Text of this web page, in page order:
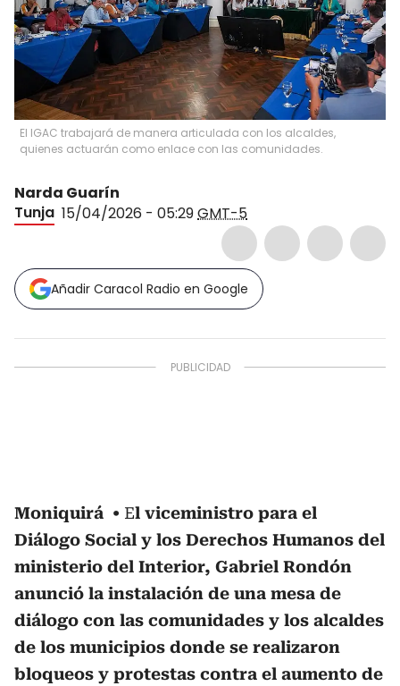
El IGAC trabajará de manera articulada con los alcaldes,
quienes actuarán como enlace con las comunidades.
Narda Guarín
Tunja 15/04/2026 - 05:29GMT-5
Añadir Caracol Radio en Google
Moniquirá El viceministro para el
Diálogo Social y los Derechos Humanos del
ministerio del Interior, Gabriel Rondón
anunció la instalación de una mesa de
diálogo con las comunidades y los alcaldes
de los municipios donde se realizaron
bloqueos y protestas contra el aumento de